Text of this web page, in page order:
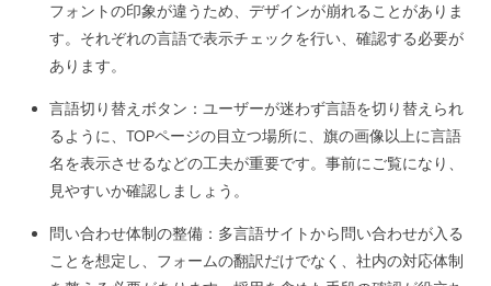
フォントの印象が違うため、デザインが崩れることがありま
す。それぞれの言語で表示チェックを行い、確認する必要が
あります。
言語切り替えボタン：ユーザーが迷わず言語を切り替えられ
るように、TOPページの目立つ場所に、旗の画像以上に言語
名を表示させるなどの工夫が重要です。事前にご覧になり、
見やすいか確認しましょう。
問い合わせ体制の整備：多言語サイトから問い合わせが入る
ことを想定し、フォームの翻訳だけでなく、社内の対応体制